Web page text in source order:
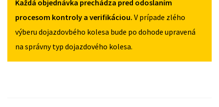
OD
2018
125/70R19
Každá objednávka prechádza pred odoslaním
procesom kontroly a verifikáciou. V prípade zlého
výberu dojazdovbého kolesa bude po dohode upravená
na správny typ dojazdového kolesa.